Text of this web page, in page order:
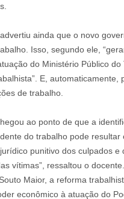
ainda que o novo
Isso, segundo ele,
do Ministério Público do
E, automaticamente,
de trabalho.
ao ponto de que a
do trabalho pode resultar
punitivo dos culpados e
vítimas”, ressaltou o docente.
Maior, a reforma
econômico à atuação do